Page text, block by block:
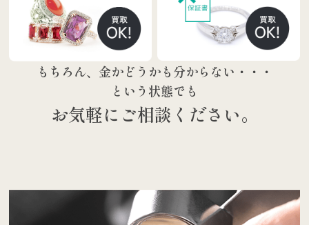
もちろん、金かどうかも分からない・・・
という状態でも
お気軽にご相談ください。